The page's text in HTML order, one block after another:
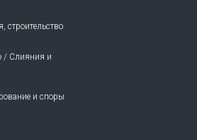
строительство
/ Слияния и
и споры